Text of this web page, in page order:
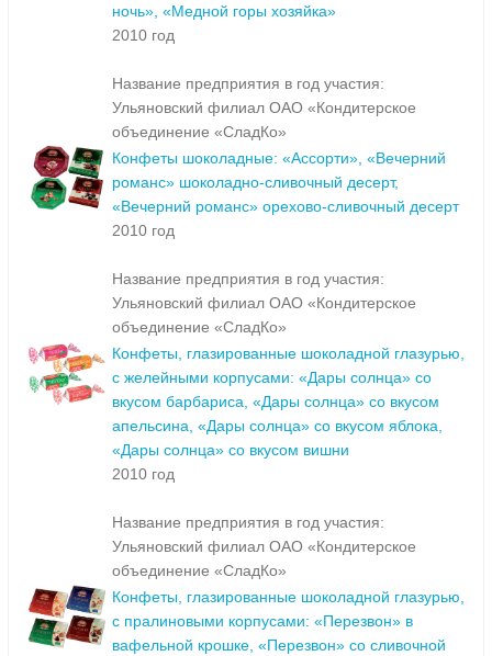
ночь», «Медной горы хозяйка»
2010 год
Название предприятия в год участия:
Ульяновский филиал ОАО «Кондитерское
объединение «СладКо»
Конфеты шоколадные: «Ассорти», «Вечерний
романс» шоколадно-сливочный десерт,
«Вечерний романс» орехово-сливочный десерт
2010 год
Название предприятия в год участия:
Ульяновский филиал ОАО «Кондитерское
объединение «СладКо»
Конфеты, глазированные шоколадной глазурью,
с желейными корпусами: «Дары солнца» со
вкусом барбариса, «Дары солнца» со вкусом
апельсина, «Дары солнца» со вкусом яблока,
«Дары солнца» со вкусом вишни
2010 год
Название предприятия в год участия:
Ульяновский филиал ОАО «Кондитерское
объединение «СладКо»
Конфеты, глазированные шоколадной глазурью,
с пралиновыми корпусами: «Перезвон» в
вафельной крошке, «Перезвон» со сливочной